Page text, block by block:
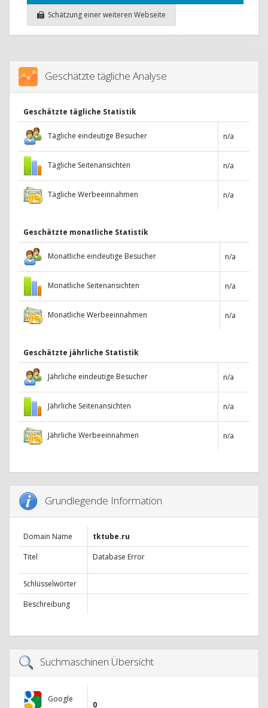
Schätzung einer weiteren Webseite
Geschätzte tägliche Analyse
Geschätzte tägliche Statistik
Tägliche eindeutige Besucher n/a
Tägliche Seitenansichten n/a
Tägliche Werbeeinnahmen n/a
Geschätzte monatliche Statistik
Monatliche eindeutige Besucher n/a
Monatliche Seitenansichten n/a
Monatliche Werbeeinnahmen n/a
Geschätzte jährliche Statistik
Jährliche eindeutige Besucher n/a
Jährliche Seitenansichten n/a
Jährliche Werbeeinnahmen n/a
Grundlegende Information
Domain Name
tktube.ru
Titel
Database Error
Schlüsselwörter
Beschreibung
Suchmaschinen Übersicht
Google
0